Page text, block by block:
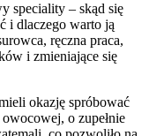
speciality – skąd się
i dlaczego warto ją
ręczna praca,
i zmieniające się
okazję spróbować
o zupełnie